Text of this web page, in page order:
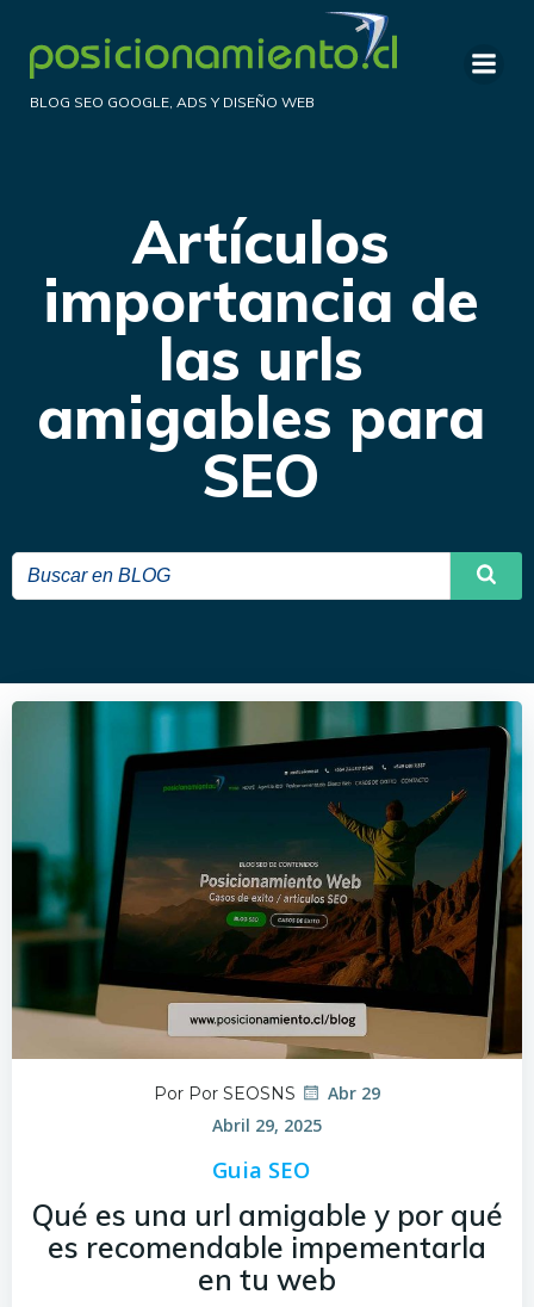
Saltar
al
BLOG SEO GOOGLE, ADS Y DISEÑO WEB
Artículos
importancia de
las urls
amigables para
SEO
Por Por SEOSNS
Abr 29
Abril 29, 2025
Guia SEO
Qué es una url amigable y por qué
es recomendable impementarla
en tu web